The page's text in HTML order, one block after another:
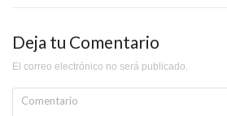
Deja tu Comentario
El correo electrónico no será publicado.